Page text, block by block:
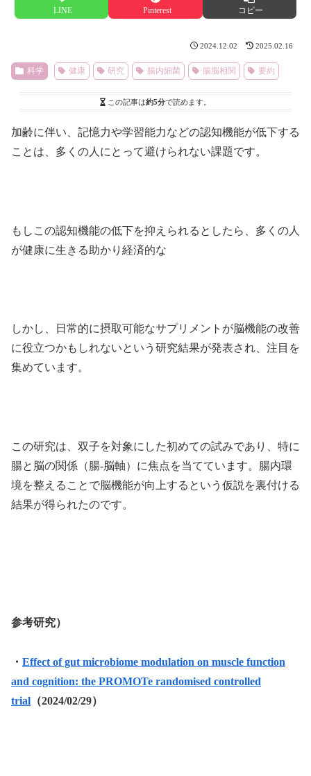
LINE Pinterest コピー
2024.12.02 2025.02.16
科学 健康 研究 腸内細菌 腸脳相関 要約
この記事は約5分で読めます。
加齢に伴い、記憶力や学習能力などの認知機能が低下する
ことは、多くの人にとって避けられない課題です。
もしこの認知機能の低下を抑えられるとしたら、多くの人
が健康に生きる助かり経済的な
しかし、日常的に摂取可能なサプリメントが脳機能の改善
に役立つかもしれないという研究結果が発表され、注目を
集めています。
この研究は、双子を対象にした初めての試みであり、特に
腸と脳の関係（腸-脳軸）に焦点を当てています。腸内環
境を整えることで脳機能が向上するという仮説を裏付ける
結果が得られたのです。
参考研究）
・ Effect of gut microbiome modulation on muscle function
and cognition: the PROMOTe randomised controlled
trial （2024/02/29）